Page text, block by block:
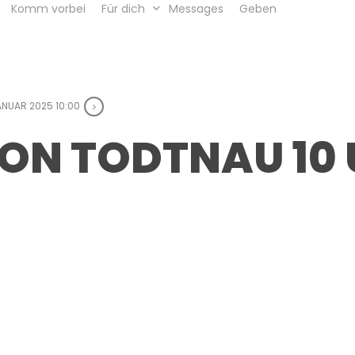
Komm vorbei Für dich Messages Geben
2025 10:00
TODTNAU 10